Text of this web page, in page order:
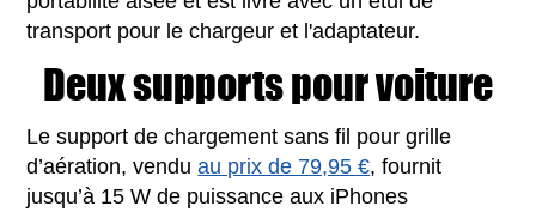
transport pour le chargeur et l'adaptateur.
Deux supports pour voiture
Le support de chargement sans fil pour grille
d’aération, venduau prix de 79,95 €, fournit
jusqu’à 15 W de puissance aux iPhones